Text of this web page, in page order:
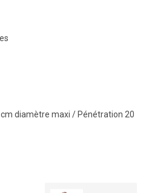
diamètre maxi / Pénétration 20